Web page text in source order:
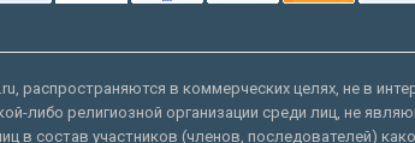
распространяются в коммерческих целях, не в
либо религиозной организации среди лиц, не
в состав участников (членов, последователей)